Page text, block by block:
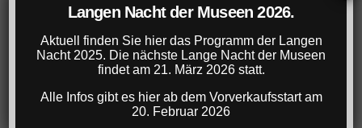
Langen Nacht der Museen 2026.
Aktuell finden Sie hier das Programm der Langen
Nacht 2025. Die nächste Lange Nacht der Museen
findet am 21. März 2026 statt.
Alle Infos gibt es hier ab dem Vorverkaufsstart am
20. Februar 2026